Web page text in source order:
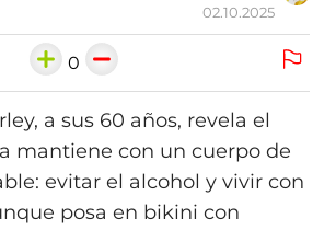
02.10.2025
0
a sus 60 años, revela el
mantiene con un cuerpo de
evitar el alcohol y vivir con
posa en bikini con